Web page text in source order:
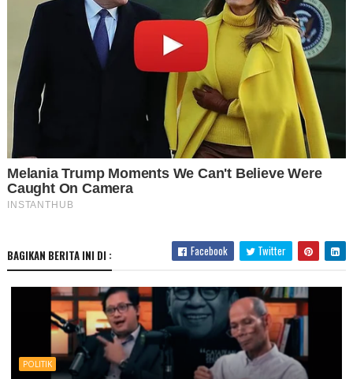
BAGIKAN BERITA INI DI : Facebook Twitter
POLITIK